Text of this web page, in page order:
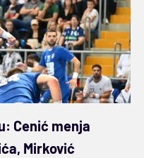
Cenić menja
Mirković